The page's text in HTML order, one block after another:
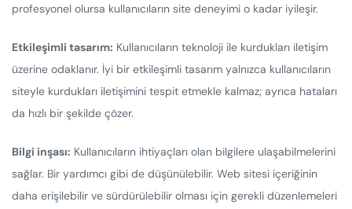
profesyonel olursa kullanıcıların site deneyimi o kadar iyileşir.
Etkileşimli tasarım: Kullanıcıların teknoloji ile kurdukları iletişim
üzerine odaklanır. İyi bir etkileşimli tasarım yalnızca kullanıcıların
siteyle kurdukları iletişimini tespit etmekle kalmaz; ayrıca hataları
da hızlı bir şekilde çözer.
Bilgi inşası: Kullanıcıların ihtiyaçları olan bilgilere ulaşabilmelerini
sağlar. Bir yardımcı gibi de düşünülebilir. Web sitesi içeriğinin
daha erişilebilir ve sürdürülebilir olması için gerekli düzenlemeleri